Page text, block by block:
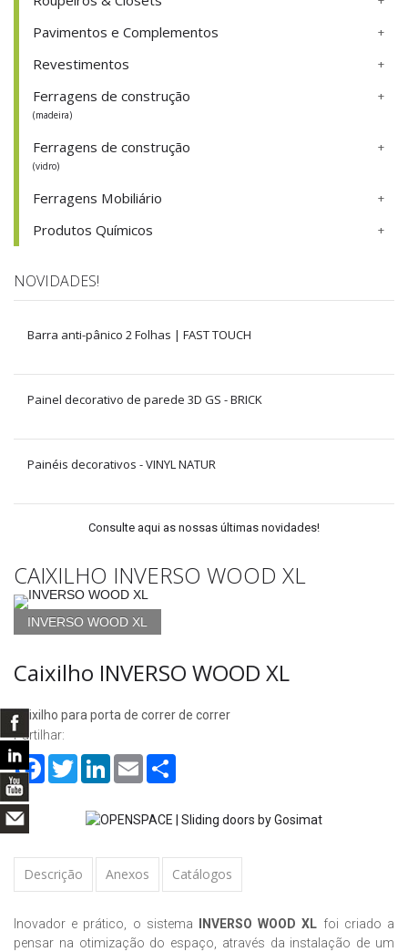
Pavimentos e Complementos
Revestimentos
Ferragens de construção
(madeira)
Ferragens de construção
(vidro)
Ferragens Mobiliário
Produtos Químicos
NOVIDADES!
Barra anti-pânico 2 Folhas | FAST TOUCH
Painel decorativo de parede 3D GS - BRICK
Painéis decorativos - VINYL NATUR
Consulte aqui as nossas últimas novidades!
CAIXILHO INVERSO WOOD XL
INVERSO WOOD XL
Caixilho INVERSO WOOD XL
Caixilho para porta de correr de correr
Partilhar:
FacebookTwitterLinkedInEmail
Descrição Anexos Catálogos
Inovador e prático, o sistema INVERSO WOOD XL foi criado a
pensar na otimização do espaço, através da instalação de um